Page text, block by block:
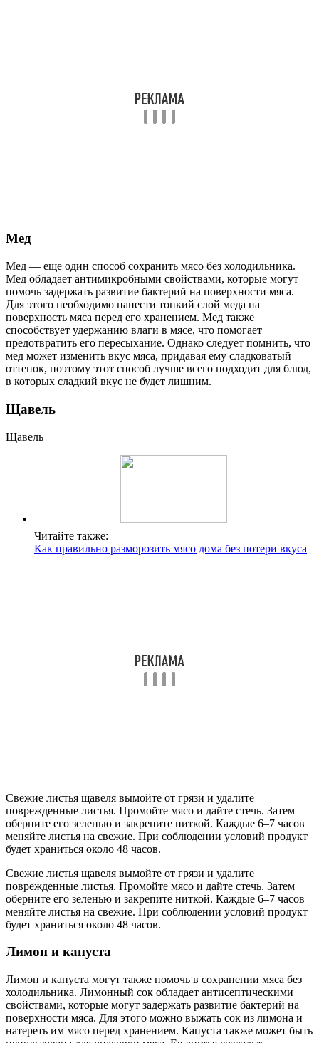
Мед
Мед — еще один способ сохранить мясо без холодильника.
Мед обладает антимикробными свойствами, которые могут
помочь задержать развитие бактерий на поверхности мяса.
Для этого необходимо нанести тонкий слой меда на
поверхность мяса перед его хранением. Мед также
способствует удержанию влаги в мясе, что помогает
предотвратить его пересыхание. Однако следует помнить, что
мед может изменить вкус мяса, придавая ему сладковатый
оттенок, поэтому этот способ лучше всего подходит для блюд,
в которых сладкий вкус не будет лишним.
Щавель
Щавель
Читайте также:
Как правильно разморозить мясо дома без потери вкуса
Свежие листья щавеля вымойте от грязи и удалите
поврежденные листья. Промойте мясо и дайте стечь. Затем
оберните его зеленью и закрепите ниткой. Каждые 6–7 часов
меняйте листья на свежие. При соблюдении условий продукт
будет храниться около 48 часов.
Свежие листья щавеля вымойте от грязи и удалите
поврежденные листья. Промойте мясо и дайте стечь. Затем
оберните его зеленью и закрепите ниткой. Каждые 6–7 часов
меняйте листья на свежие. При соблюдении условий продукт
будет храниться около 48 часов.
Лимон и капуста
Лимон и капуста могут также помочь в сохранении мяса без
холодильника. Лимонный сок обладает антисептическими
свойствами, которые могут задержать развитие бактерий на
поверхности мяса. Для этого можно выжать сок из лимона и
натереть им мясо перед хранением. Капуста также может быть